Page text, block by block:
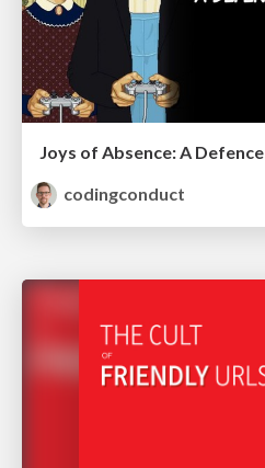
Joys of Absence: A
codingconduct